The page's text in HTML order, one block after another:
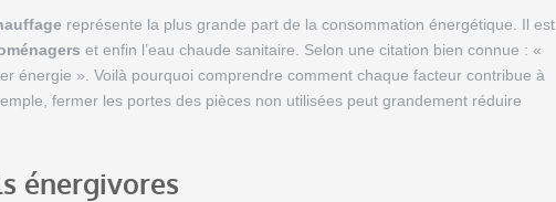
représente la plus grande part de la consommation énergétique. Il est
et enfin l’eau chaude sanitaire. Selon une citation bien connue : «
énergie ». Voilà pourquoi comprendre comment chaque facteur contribue à
fermer les portes des pièces non utilisées peut grandement réduire
énergivores